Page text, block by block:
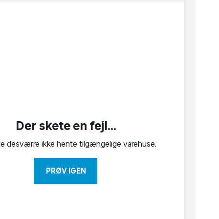
Der skete en fejl...
desværre ikke hente tilgængelige varehuse.
PRØV IGEN